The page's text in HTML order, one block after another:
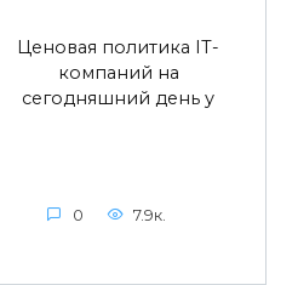
Ценовая политика IT-
компаний на
сегодняшний день у
0 7.9к.